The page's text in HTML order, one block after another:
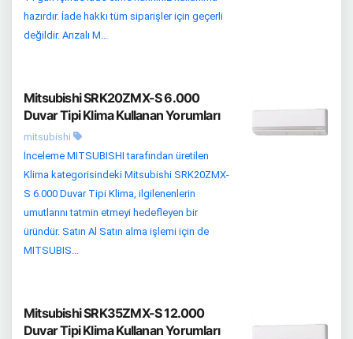
hazırdır. İade hakkı tüm siparişler için geçerli
değildir. Arızalı M...
Mitsubishi SRK20ZMX-S 6.000
Duvar Tipi Klima Kullanan Yorumları
mitsubishi
İnceleme MITSUBISHI tarafından üretilen
Klima kategorisindeki Mitsubishi SRK20ZMX-
S 6.000 Duvar Tipi Klima, ilgilenenlerin
umutlarını tatmin etmeyi hedefleyen bir
üründür. Satın Al Satın alma işlemi için de
MITSUBIS...
Mitsubishi SRK35ZMX-S 12.000
Duvar Tipi Klima Kullanan Yorumları